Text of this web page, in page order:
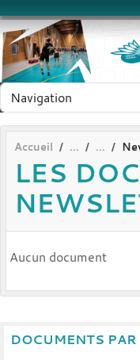
Accueil
LES
Aucun document
DOCUMENTS